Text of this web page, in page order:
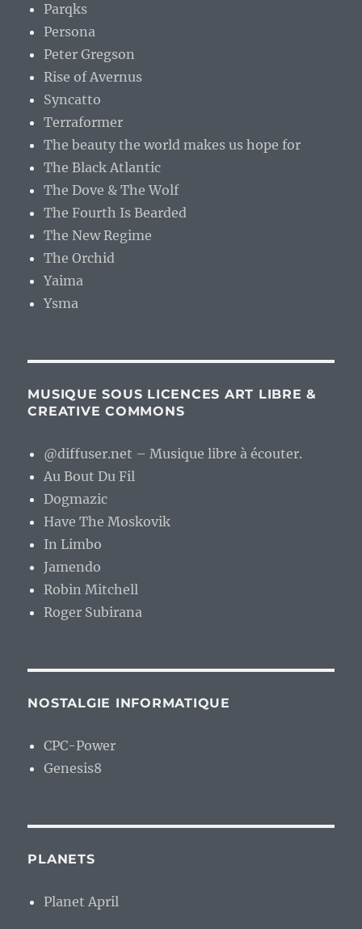
Parqks
Persona
Peter Gregson
Rise of Avernus
Syncatto
Terraformer
The beauty the world makes us hope for
The Black Atlantic
The Dove & The Wolf
The Fourth Is Bearded
The New Regime
The Orchid
Yaima
Ysma
MUSIQUE SOUS LICENCES ART LIBRE &
CREATIVE COMMONS
@diffuser.net – Musique libre à écouter.
Au Bout Du Fil
Dogmazic
Have The Moskovik
In Limbo
Jamendo
Robin Mitchell
Roger Subirana
NOSTALGIE INFORMATIQUE
CPC-Power
Genesis8
PLANETS
Planet April